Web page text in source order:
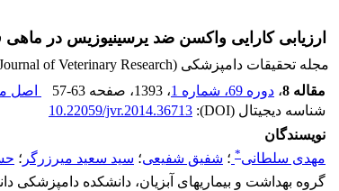
ارزیابی کارایی واکسن ضد یرسینیوزیس در ماهی
مجله تحقیقات دامپزشکی (Journal of Veterinary Research)
مقاله 8
، دوره 69، شماره 1 ، 1393 ، صفحه 57-63 اصل
شناسه دیجیتال (DOI):
10.22059/jvr.2014.36713
نویسندگان
مهدی سلطانی* ؛ شفیق شفیعی؛ سید سعید میرزرگر ؛
گروه بهداشت و بیماریهای آبزیان، دانشکده دامپزشکی